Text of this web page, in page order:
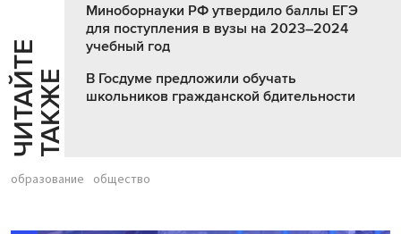
Ч
И
Т
АЙ
Т
Е
Т
А
К
ЖЕ
Миноборнауки РФ утвердило баллы ЕГЭ
для поступления в вузы на 2023–2024
учебный год
В Госдуме предложили обучать
школьников гражданской бдительности
образование общество